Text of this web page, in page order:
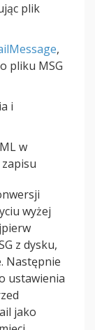
plik
,
pliku MSG
i
w
wyżej
z dysku,
Następnie
ustawienia
jako